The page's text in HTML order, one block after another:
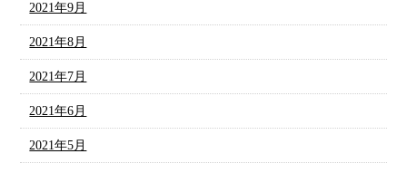
2021年9月
2021年8月
2021年7月
2021年6月
2021年5月